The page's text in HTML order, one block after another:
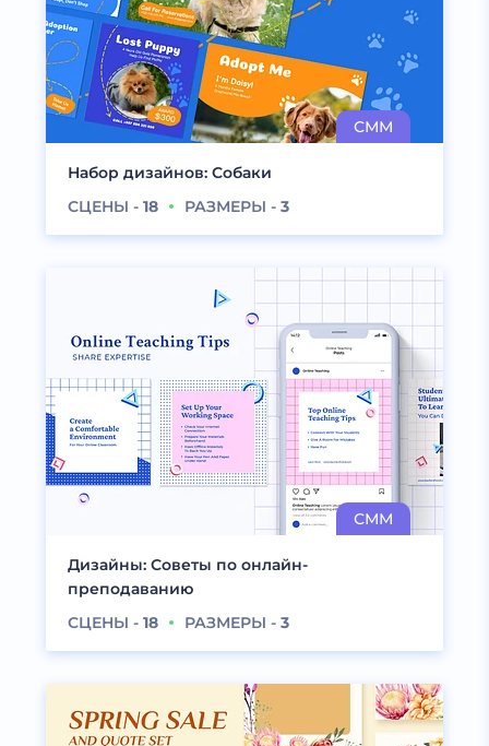
Набор дизайнов: Собаки
СЦЕНЫ - 18 РАЗМЕРЫ - 3
Дизайны: Советы по онлайн-
преподаванию
СЦЕНЫ - 18 РАЗМЕРЫ - 3